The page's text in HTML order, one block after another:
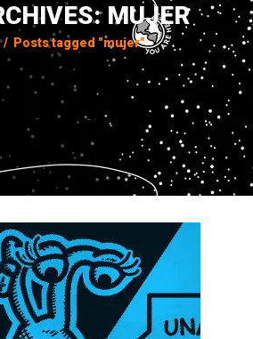
MUJER
/ Posts tagged "mujer"